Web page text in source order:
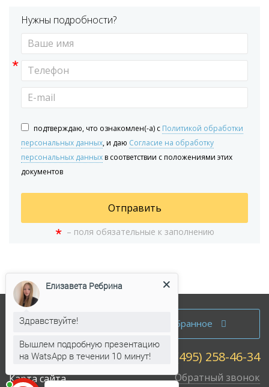
Нужны подробности?
*
подтверждаю, что ознакомлен(-а) с Политикой обработки
персональных данных, и даю Согласие на обработку
персональных данныхв соответствии с положениями этих
документов
Отправить
* – поля обязательные к заполнению
Аренда офисов
Собственникам
Карта сайта
Избранное
+7 (495) 258-46-34
Обратный звонок
Елизавета Ребрина
Здравствуйте!
Вышлем подробную презентацию
на WatsApp в течении 10 минут!